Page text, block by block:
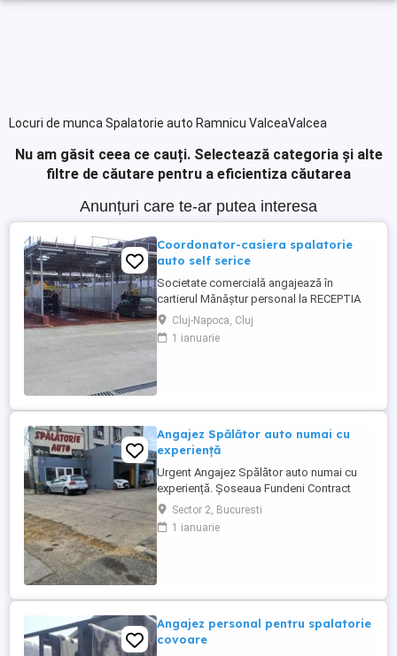
Locuri de munca Spalatorie auto Ramnicu ValceaValcea
Nu am găsit ceea ce cauți. Selectează categoria și alte
filtre de căutare pentru a eficientiza căutarea
Anunțuri care te-ar putea interesa
Coordonator-casiera spalatorie
auto self serice
Societate comercială angajează în
cartierul Mănăștur personal la RECEPTIA
spalatoriei auto self service pentru
indrumarea clientilor si coordonarea
activitatii. Program de lucru: 1 săptămână
Cluj-Napoca, Cluj
1 ianuarie
Angajez Spălător auto numai cu
experiență
Urgent Angajez Spălător auto numai cu
experiență. Șoseaua Fundeni Contract
Carte de munca Salariu plus comisioane
Nu oferim cazare
Sector 2, Bucuresti
1 ianuarie
Angajez personal pentru spalatorie
covoare